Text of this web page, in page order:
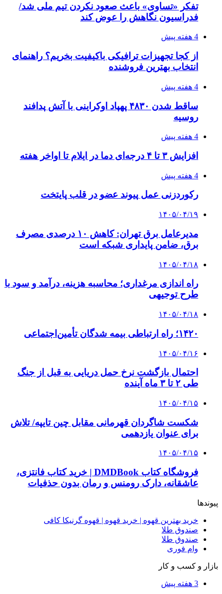
تفکر «تساوی» باعث صعود نکردن تیم ملی شد/
فدراسیون نگاهش را عوض کند
4 هفته پیش
از کجا تجهیزات ترافیکی باکیفیت بخریم؟ راهنمای
انتخاب بهترین فروشنده
4 هفته پیش
ساقط شدن ۴۸۳۰ پهپاد اوکراینی با آتش پدافند
روسیه
4 هفته پیش
افزایش ۳ تا ۴ درجه‌ای دما در ایلام تا اواخر هفته
4 هفته پیش
رکوردزنی عمل پیوند عضو در قلب پایتخت
۱۴۰۵/۰۴/۱۹
مدیرعامل برق تهران: کاهش ۱۰ درصدی مصرف
برق، ضامن پایداری شبکه است
۱۴۰۵/۰۴/۱۸
راه اندازی مرغداری؛ محاسبه هزینه، درآمد و سود با
طرح توجیهی
۱۴۰۵/۰۴/۱۸
۱۴۲۰؛ راه ارتباطی بیمه شدگان تأمین‌اجتماعی
۱۴۰۵/۰۴/۱۶
احتمال بازگشت نرخ حمل دریایی به قبل از جنگ
طی ۲ تا ۳ ماه آینده
۱۴۰۵/۰۴/۱۵
شکست شاگردان قهرمانی مقابل چین تایپه/ تلاش
برای عنوان یازدهمی
۱۴۰۵/۰۴/۱۵
فروشگاه کتاب DMDBook | خرید کتاب فانتزی،
عاشقانه، دارک رومنس و رمان بدون حذفیات
پیوندها
خرید بهترین قهوه | خرید قهوه | قهوه گرنیکا کافی
صندوق طلا
صندوق طلا
وام فوری
بازار و کسب و کار
3 هفته پیش